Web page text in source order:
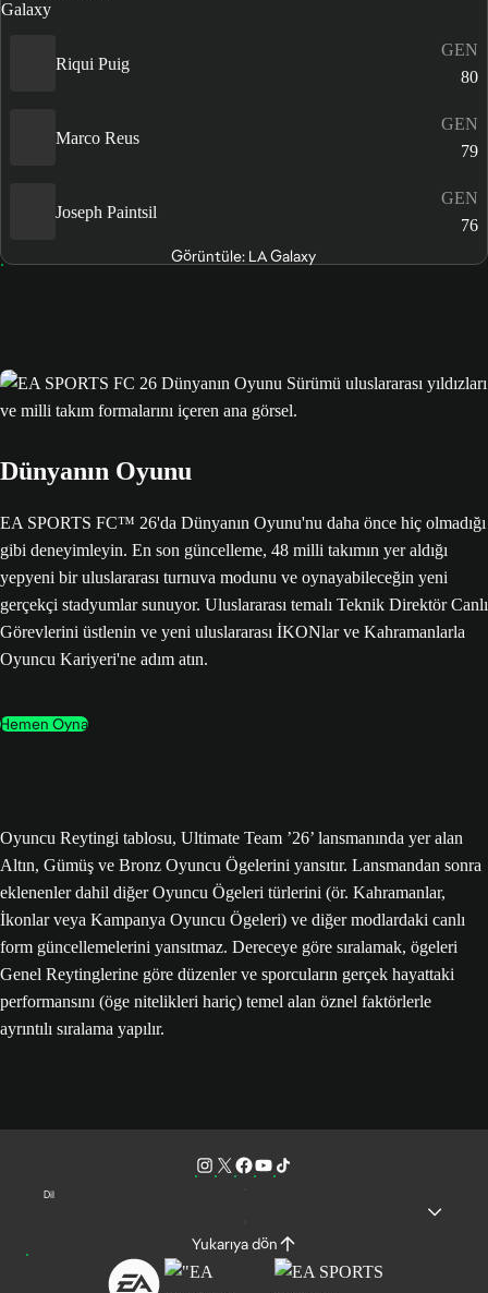
Riqui Puig
GEN
80
Marco Reus
GEN
79
Joseph Paintsil
GEN
76
Görüntüle: LA Galaxy
Dünyanın Oyunu
EA SPORTS FC™ 26'da Dünyanın Oyunu'nu daha önce hiç olmadığı
gibi deneyimleyin. En son güncelleme, 48 milli takımın yer aldığı
yepyeni bir uluslararası turnuva modunu ve oynayabileceğin yeni
gerçekçi stadyumlar sunuyor. Uluslararası temalı Teknik Direktör Canlı
Görevlerini üstlenin ve yeni uluslararası İKONlar ve Kahramanlarla
Oyuncu Kariyeri'ne adım atın.
Hemen Oyna
Oyuncu Reytingi tablosu, Ultimate Team ’26’ lansmanında yer alan
Altın, Gümüş ve Bronz Oyuncu Ögelerini yansıtır. Lansmandan sonra
eklenenler dahil diğer Oyuncu Ögeleri türlerini (ör. Kahramanlar,
İkonlar veya Kampanya Oyuncu Ögeleri) ve diğer modlardaki canlı
form güncellemelerini yansıtmaz. Dereceye göre sıralamak, ögeleri
Genel Reytinglerine göre düzenler ve sporcuların gerçek hayattaki
performansını (öge nitelikleri hariç) temel alan öznel faktörlerle
ayrıntılı sıralama yapılır.
Dil
Yukarıya dön